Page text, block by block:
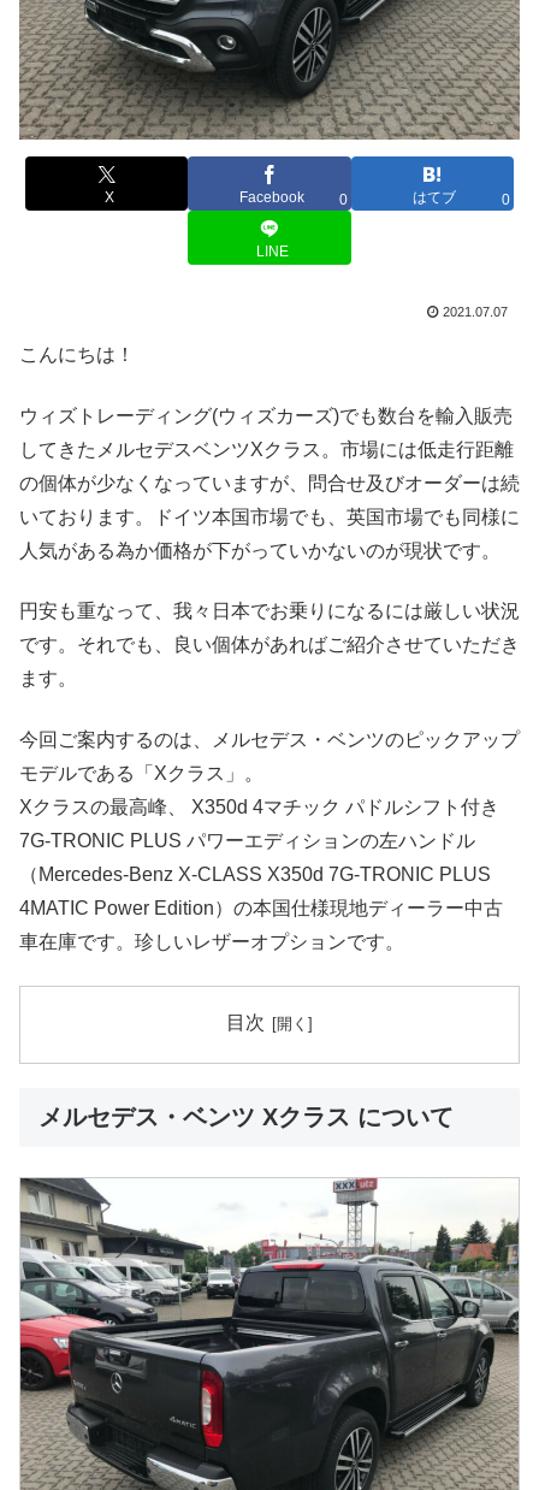
X Facebook 0 はてブ 0
LINE
2021.07.07
こんにちは！
ウィズトレーディング(ウィズカーズ)でも数台を輸入販売
してきたメルセデスベンツXクラス。市場には低走行距離
の個体が少なくなっていますが、問合せ及びオーダーは続
いております。ドイツ本国市場でも、英国市場でも同様に
人気がある為か価格が下がっていかないのが現状です。
円安も重なって、我々日本でお乗りになるには厳しい状況
です。それでも、良い個体があればご紹介させていただき
ます。
今回ご案内するのは、メルセデス・ベンツのピックアップ
モデルである「Xクラス」。
Xクラスの最高峰、 X350d 4マチック パドルシフト付き
7G-TRONIC PLUS パワーエディションの左ハンドル
（Mercedes-Benz X-CLASS X350d 7G-TRONIC PLUS
4MATIC Power Edition）の本国仕様現地ディーラー中古
車在庫です。珍しいレザーオプションです。
目次
メルセデス・ベンツ Xクラス について